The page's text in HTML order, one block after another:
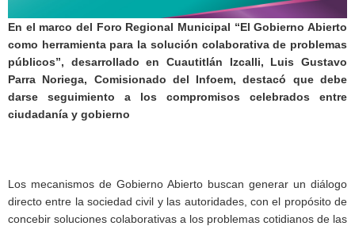
En el marco del Foro Regional Municipal “El Gobierno Abierto
como herramienta para la solución colaborativa de problemas
públicos”, desarrollado en Cuautitlán Izcalli, Luis Gustavo
Parra Noriega, Comisionado del Infoem, destacó que debe
darse seguimiento a los compromisos celebrados entre
ciudadanía y gobierno
Los mecanismos de Gobierno Abierto buscan generar un diálogo
directo entre la sociedad civil y las autoridades, con el propósito de
concebir soluciones colaborativas a los problemas cotidianos de las